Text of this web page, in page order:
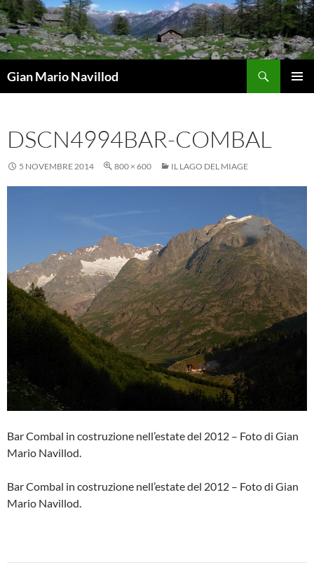
Vai
al
contenuto
Gian Mario Navillod
DSCN4994BAR-COMBAL
5 NOVEMBRE 2014 800 × 600 IL LAGO DEL MIAGE
Bar Combal in costruzione nell’estate del 2012 – Foto di Gian
Mario Navillod.
Bar Combal in costruzione nell’estate del 2012 – Foto di Gian
Mario Navillod.